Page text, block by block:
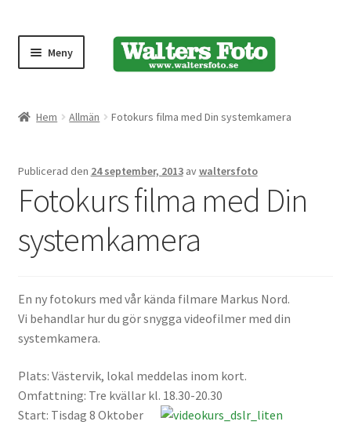
Meny
Bärremmar
Blixtar
Stativ
Objektiv Canon
Hem Allmän Fotokurs filma med Din systemkamera
Publicerad den 24 september, 2013 avwaltersfoto
Fotokurs filma med Din
systemkamera
En ny fotokurs med vår kända filmare Markus Nord.
Vi behandlar hur du gör snygga videofilmer med din
systemkamera.
Plats: Västervik, lokal meddelas inom kort.
Omfattning: Tre kvällar kl. 18.30-20.30
Start: Tisdag 8 Oktober